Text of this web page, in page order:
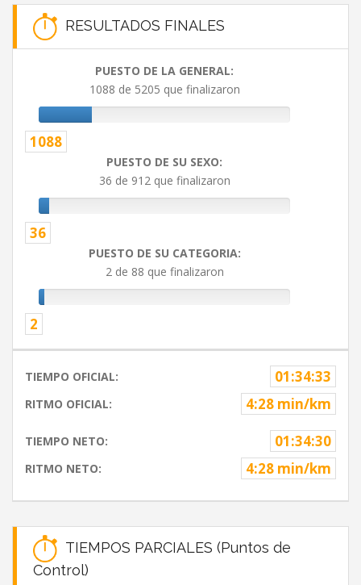
RESULTADOS FINALES
PUESTO DE LA GENERAL:
1088 de 5205 que finalizaron
1088
PUESTO DE SU SEXO:
36 de 912 que finalizaron
36
PUESTO DE SU CATEGORIA:
2 de 88 que finalizaron
2
TIEMPO OFICIAL: 01:34:33
RITMO OFICIAL: 4:28 min/km
TIEMPO NETO: 01:34:30
RITMO NETO: 4:28 min/km
TIEMPOS PARCIALES (Puntos de
Control)